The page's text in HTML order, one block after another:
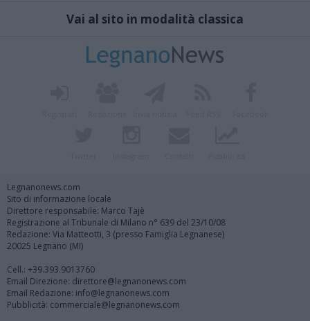
Vai al sito in modalità classica
Legnanonews.com
Sito di informazione locale
Direttore responsabile: Marco Tajè
Registrazione al Tribunale di Milano n° 639 del 23/10/08
Redazione: Via Matteotti, 3 (presso Famiglia Legnanese)
20025 Legnano (MI)
Cell.: +39.393.9013760
Email Direzione: direttore@legnanonews.com
Email Redazione: info@legnanonews.com
Pubblicità: commerciale@legnanonews.com